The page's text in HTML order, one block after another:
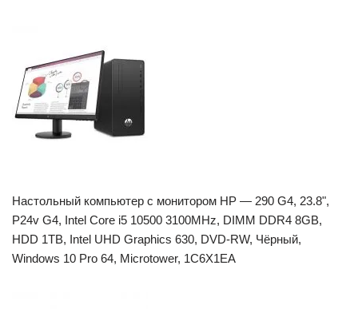
Настольный компьютер с монитором HP — 290 G4, 23.8",
P24v G4, Intel Core i5 10500 3100MHz, DIMM DDR4 8GB,
HDD 1TB, Intel UHD Graphics 630, DVD-RW, Чёрный,
Windows 10 Pro 64, Microtower, 1C6X1EA